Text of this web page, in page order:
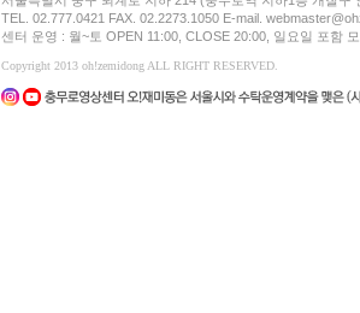
TEL. 02.777.0421 FAX. 02.2273.1050 E-mail.
센터 운영 : 월~토 OPEN 11:00, CLOSE 20:00, 일요일 포함
Copyright 2013 oh!zemidong ALL RIGHT RESERVED.